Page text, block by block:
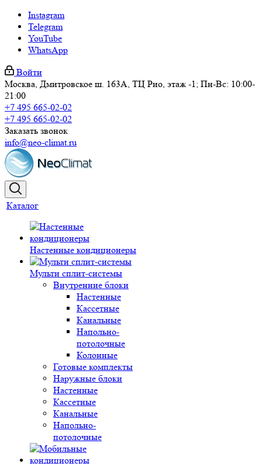
Instagram
Telegram
YouTube
WhatsApp
Войти
Москва, Дмитровское ш. 163А, ТЦ Рио, этаж -1; Пн-Вс: 10:00-
21:00
+7 495 665-02-02
+7 495 665-02-02
Заказать звонок
info@neo-climat.ru
Каталог
Настенные кондиционеры
Мульти сплит-системы
Внутренние блоки
Настенные
Кассетные
Канальные
Напольно-
потолочные
Колонные
Готовые комплекты
Наружные блоки
Настенные
Кассетные
Канальные
Напольно-
потолочные